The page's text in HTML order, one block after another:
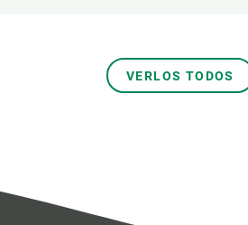
VERLOS TODOS